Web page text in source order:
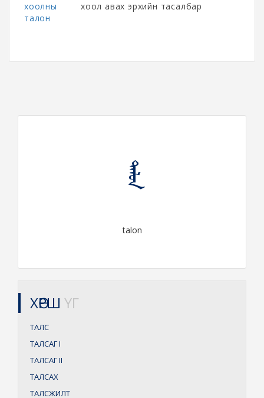
хоолны
талон
хоол авах эрхийн тасалбар
ᠲᠠᠯᠣᠨ
talon
ХӨРШ ҮГ
ТАЛС
ТАЛСАГI
ТАЛСАГII
ТАЛСАХ
ТАЛСЖИЛТ